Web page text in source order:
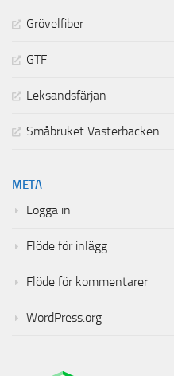
Grövelfiber
GTF
Leksandsfärjan
Småbruket Västerbäcken
META
Logga in
Flöde för inlägg
Flöde för kommentarer
WordPress.org